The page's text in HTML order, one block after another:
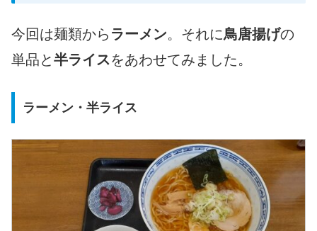
今回は麺類から ラーメン。それに鳥唐揚げの
単品と半ライスをあわせてみました。
ラーメン・半ライス